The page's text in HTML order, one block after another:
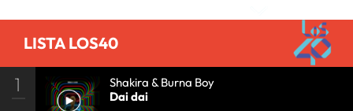
LISTA LOS40
1
Shakira & Burna Boy
Dai dai